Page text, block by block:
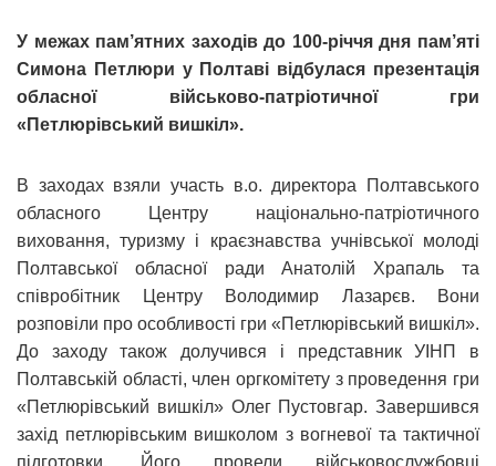
У межах пам’ятних заходів до 100-річчя дня пам’яті
Симона Петлюри у Полтаві відбулася презентація
обласної військово-патріотичної гри
«Петлюрівський вишкіл».
В заходах взяли участь в.о. директора Полтавського
обласного Центру національно-патріотичного
виховання, туризму і краєзнавства учнівської молоді
Полтавської обласної ради Анатолій Храпаль та
співробітник Центру Володимир Лазарєв. Вони
розповіли про особливості гри «Петлюрівський вишкіл».
До заходу також долучився і представник УІНП в
Полтавській області, член оргкомітету з проведення гри
«Петлюрівський вишкіл» Олег Пустовгар. Завершився
захід петлюрівським вишколом з вогневої та тактичної
підготовки. Його провели військовослужбовці